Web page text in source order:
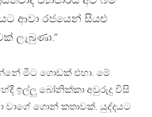
ආවා රජයෙන් සියළු
ලැබුණා.”
මීට ගොඩක් එහා. මේ
ඉල්ලු බෝනික්කා අවුරුදු විසි
වාගේ ගොන් කතාවක්. යුද්දයට